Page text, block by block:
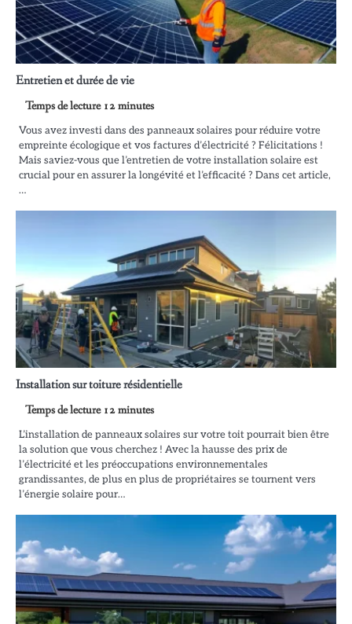
Entretien et durée de vie
Vous avez investi dans des panneaux solaires pour réduire votre
empreinte écologique et vos factures d’électricité ? Félicitations !
Mais saviez-vous que l’entretien de votre installation solaire est
crucial pour en assurer la longévité et l’efficacité ? Dans cet article,
…
Installation sur toiture résidentielle
L’installation de panneaux solaires sur votre toit pourrait bien être
la solution que vous cherchez ! Avec la hausse des prix de
l’électricité et les préoccupations environnementales
grandissantes, de plus en plus de propriétaires se tournent vers
l’énergie solaire pour…